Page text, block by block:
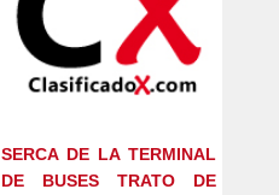
SERCA DE LA TERMINAL
DE BUSES TRATO DE